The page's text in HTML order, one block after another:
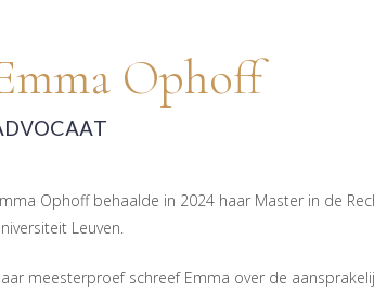
Ophoff
Ophoff behaalde in 2024 haar Master in de
Leuven.
meesterproef schreef Emma over de